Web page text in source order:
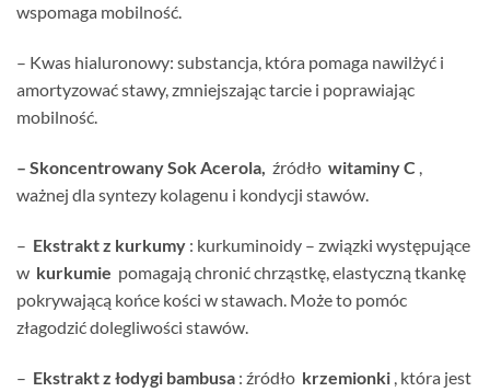
wspomaga mobilność.
– Kwas hialuronowy: substancja, która pomaga nawilżyć i
amortyzować stawy, zmniejszając tarcie i poprawiając
mobilność.
– Skoncentrowany Sok Acerola, źródło witaminy C ,
ważnej dla syntezy kolagenu i kondycji stawów.
– Ekstrakt z kurkumy : kurkuminoidy – związki występujące
w kurkumie pomagają chronić chrząstkę, elastyczną tkankę
pokrywającą końce kości w stawach. Może to pomóc
złagodzić dolegliwości stawów.
– Ekstrakt z łodygi bambusa : źródło krzemionki , która jest